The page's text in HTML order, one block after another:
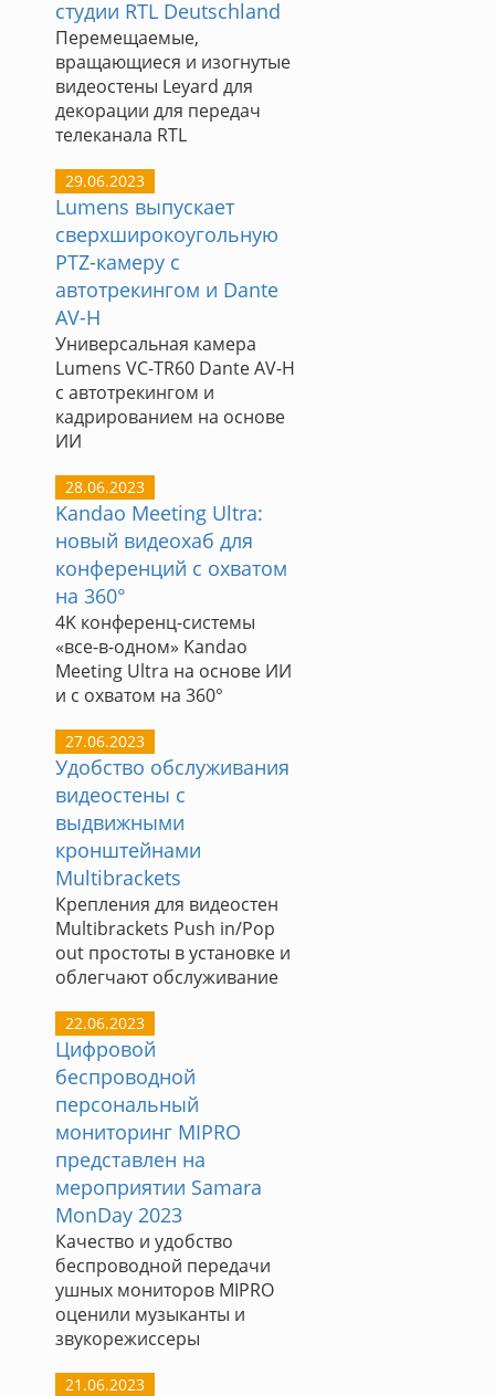
студии RTL Deutschland
Перемещаемые,
вращающиеся и изогнутые
видеостены Leyard для
декорации для передач
телеканала RTL
29.06.2023
Lumens выпускает
сверхширокоугольную
PTZ-камеру с
автотрекингом и Dante
AV-H
Универсальная камера
Lumens VC-TR60 Dante AV-H
с автотрекингом и
кадрированием на основе
ИИ
28.06.2023
Kandao Meeting Ultra:
новый видеохаб для
конференций с охватом
на 360°
4K конференц-системы
«все-в-одном» Kandao
Meeting Ultra на основе ИИ
и с охватом на 360°
27.06.2023
Удобство обслуживания
видеостены с
выдвижными
кронштейнами
Multibrackets
Крепления для видеостен
Multibrackets Push in/Pop
out простоты в установке и
облегчают обслуживание
22.06.2023
Цифровой
беспроводной
персональный
мониторинг MIPRO
представлен на
мероприятии Samara
MonDay 2023
Качество и удобство
беспроводной передачи
ушных мониторов MIPRO
оценили музыканты и
звукорежиссеры
21.06.2023